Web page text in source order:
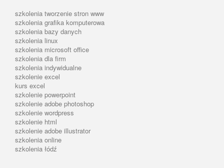
szkolenia tworzenie stron www
szkolenia grafika komputerowa
szkolenia bazy danych
szkolenia linux
szkolenia microsoft office
szkolenia dla firm
szkolenia indywidualne
szkolenie excel
kurs excel
szkolenie powerpoint
szkolenie adobe photoshop
szkolenie wordpress
szkolenie html
szkolenie adobe illustrator
szkolenia online
szkolenia łódź